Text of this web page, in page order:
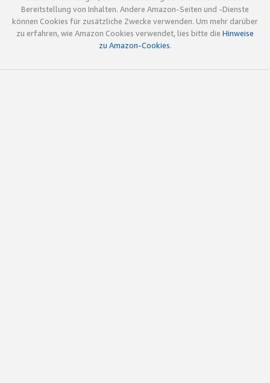
Bereitstellung von Inhalten. Andere Amazon-Seiten und -Dienste
können Cookies für zusätzliche Zwecke verwenden. Um mehr darüber
zu erfahren, wie Amazon Cookies verwendet, lies bitte die Hinweise
zu Amazon-Cookies.